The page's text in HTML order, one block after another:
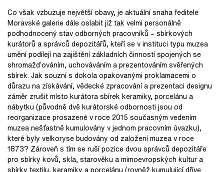
Co však vzbuzuje největší obavy, je aktuální snaha ředitele
Moravské galerie dále oslabit již tak velmi personálně
podhodnocený stav odborných pracovníků – sbírkových
kurátorů a správců depozitářů, kteří se v instituci typu muzea
umění podílejí na zajištění základních činností spojených se
shromažďováním, uchováváním a prezentováním svěřených
sbírek. Jak souzní s dokola opakovanými proklamacemi o
důrazu na získávání, vědecké zpracování a prezentaci designu
záměr zrušit místo kurátora sbírek keramiky, porcelánu a
nábytku (původně dvě kurátorské odbornosti jsou od
reorganizace prosazené v roce 2015 současným vedením
muzea nešťastně kumulovány v jednom pracovním úvazku),
které byly velkoryse budovány od založení muzea v roce
1873? Zároveň s tím se ruší pozice dvou správců depozitáře
pro sbírky kovů, skla, starověku a mimoevropských kultur a
sbírky textilu, keramiky a porcelánu (rovněž kumulující dříve